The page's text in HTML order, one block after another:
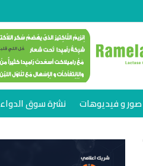
صور و فيديوهات نشرة سوق الدواء